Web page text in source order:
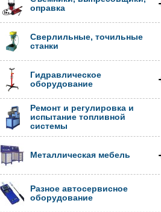
оправка
Сверлильные, точильные
станки
Гидравлическое
оборудование
Ремонт и регулировка и
испытание топливной
системы
Металлическая мебель
Разное автосервисное
оборудование